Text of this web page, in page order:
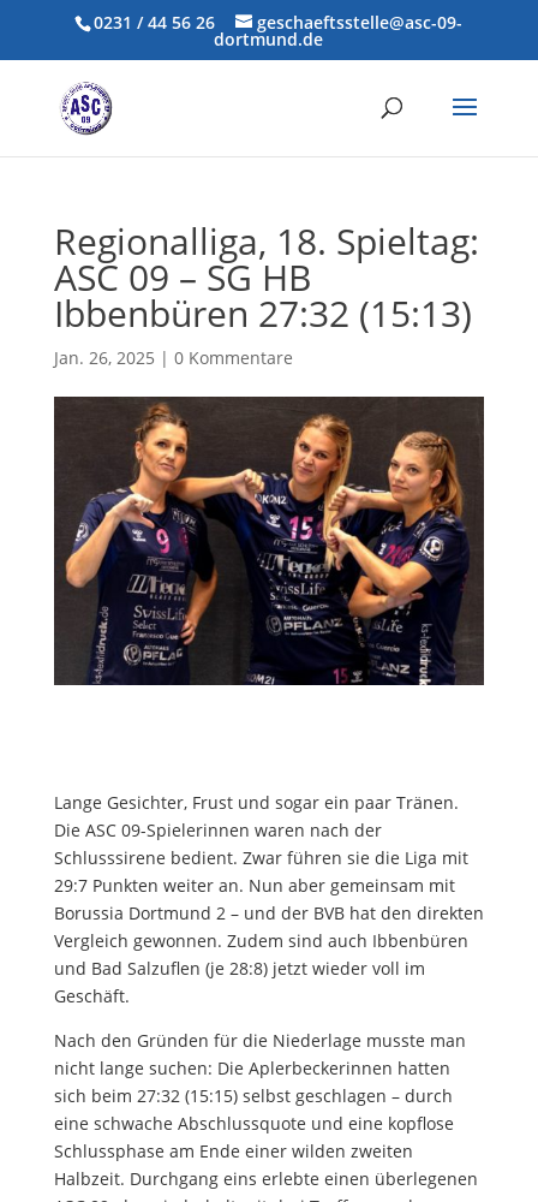
0231 / 44 56 26 geschaeftsstelle@asc-09-
dortmund.de
Regionalliga, 18. Spieltag:
ASC 09 – SG HB
Ibbenbüren 27:32 (15:13)
Jan. 26, 2025 | 0 Kommentare
Lange Gesichter, Frust und sogar ein paar Tränen.
Die ASC 09-Spielerinnen waren nach der
Schlusssirene bedient. Zwar führen sie die Liga mit
29:7 Punkten weiter an. Nun aber gemeinsam mit
Borussia Dortmund 2 – und der BVB hat den direkten
Vergleich gewonnen. Zudem sind auch Ibbenbüren
und Bad Salzuflen (je 28:8) jetzt wieder voll im
Geschäft.
Nach den Gründen für die Niederlage musste man
nicht lange suchen: Die Aplerbeckerinnen hatten
sich beim 27:32 (15:15) selbst geschlagen – durch
eine schwache Abschlussquote und eine kopflose
Schlussphase am Ende einer wilden zweiten
Halbzeit. Durchgang eins erlebte einen überlegenen